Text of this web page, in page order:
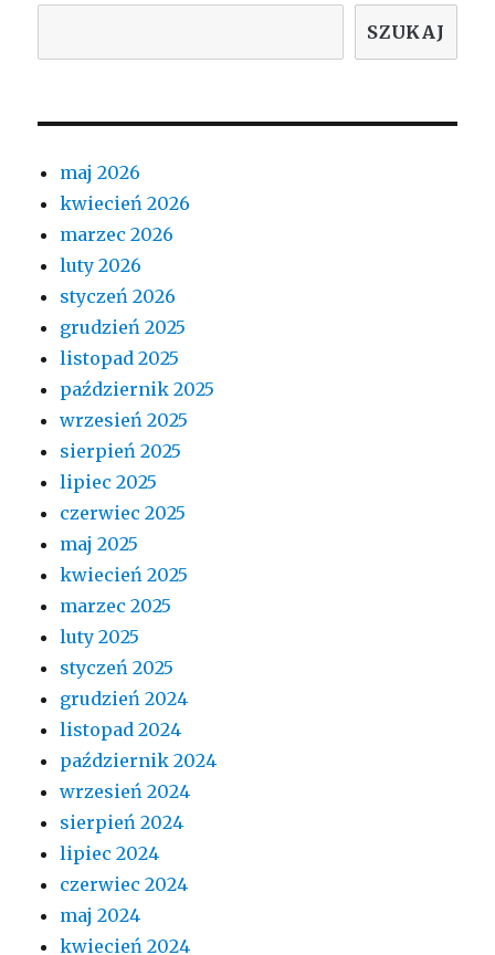
SZUKAJ
maj 2026
kwiecień 2026
marzec 2026
luty 2026
styczeń 2026
grudzień 2025
listopad 2025
październik 2025
wrzesień 2025
sierpień 2025
lipiec 2025
czerwiec 2025
maj 2025
kwiecień 2025
marzec 2025
luty 2025
styczeń 2025
grudzień 2024
listopad 2024
październik 2024
wrzesień 2024
sierpień 2024
lipiec 2024
czerwiec 2024
maj 2024
kwiecień 2024